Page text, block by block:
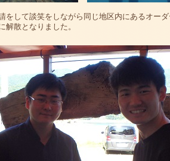
をして談笑をしながら同じ地区内にあるオー
解散となりました。